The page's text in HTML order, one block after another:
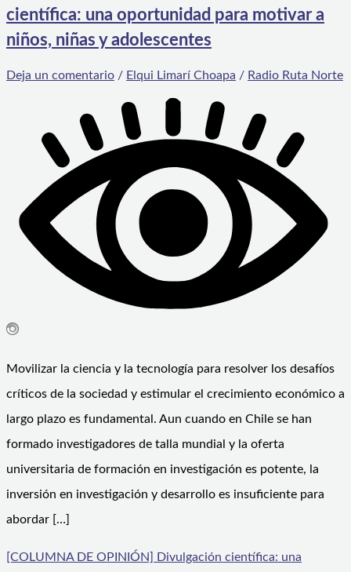
científica: una oportunidad para motivar a
niños, niñas y adolescentes
Deja un comentario / Elqui Limarí Choapa / Radio Ruta Norte
Movilizar la ciencia y la tecnología para resolver los desafíos
críticos de la sociedad y estimular el crecimiento económico a
largo plazo es fundamental. Aun cuando en Chile se han
formado investigadores de talla mundial y la oferta
universitaria de formación en investigación es potente, la
inversión en investigación y desarrollo es insuficiente para
abordar […]
[COLUMNA DE OPINIÓN] Divulgación científica: una